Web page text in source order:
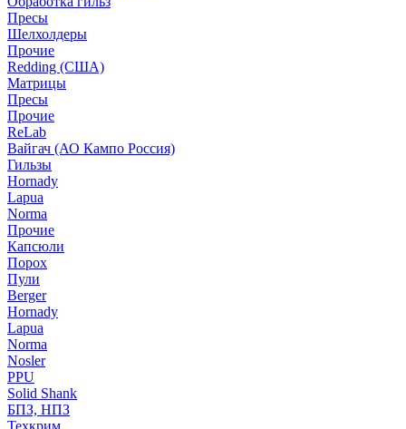
Пресы
Шелхолдеры
Прочие
Redding (США)
Матрицы
Пресы
Прочие
ReLab
Вайгач (АО Кампо Россия)
Гильзы
Hornady
Lapua
Norma
Прочие
Капсюли
Порох
Пули
Berger
Hornady
Lapua
Norma
Nosler
PPU
Solid Shank
БПЗ, НПЗ
Техкрим